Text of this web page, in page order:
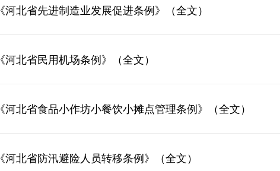
《河北省先进制造业发展促进条例》（全文）
《河北省民用机场条例》（全文）
《河北省食品小作坊小餐饮小摊点管理条例》（全文）
《河北省防汛避险人员转移条例》（全文）